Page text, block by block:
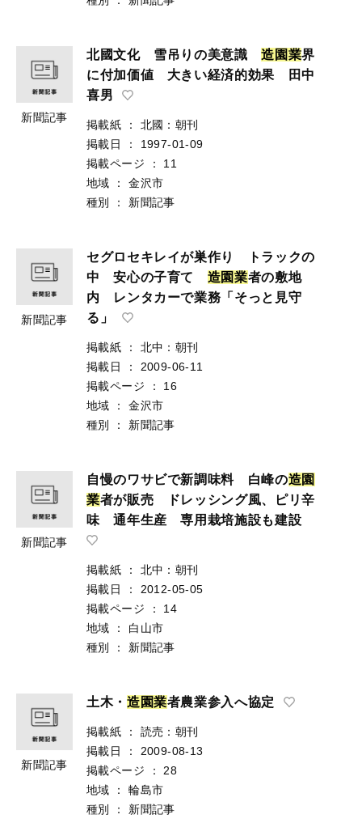
新聞記事
北國文化 雪吊りの美意識造園業界
に付加価値 大きい経済的効果 田中
喜男
掲載紙 ：
北國：朝刊
掲載日
：
1997-01-09
掲載ページ
：
11
地域
：
金沢市
種別
： 新聞記事
新聞記事
セグロセキレイが巣作り トラックの
中 安心の子育て 造園業者の敷地
内 レンタカーで業務「そっと見守
る」
掲載紙 ：
北中：朝刊
掲載日
：
2009-06-11
掲載ページ
：
16
地域
：
金沢市
種別
： 新聞記事
新聞記事
自慢のワサビで新調味料 白峰の造園
業者が販売 ドレッシング風、ピリ辛
味 通年生産 専用栽培施設も建設
掲載紙 ：
北中：朝刊
掲載日
：
2012-05-05
掲載ページ
：
14
地域
：
白山市
種別
： 新聞記事
新聞記事
土木・ 造園業者農業参入へ協定
掲載紙 ：
読売：朝刊
掲載日
：
2009-08-13
掲載ページ
：
28
地域
：
輪島市
種別
： 新聞記事